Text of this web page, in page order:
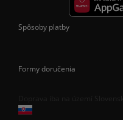
Spôsoby platby
Formy doručenia